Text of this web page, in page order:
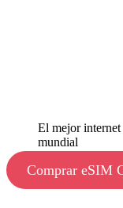
El mejor internet
mundial
Comprar eSIM